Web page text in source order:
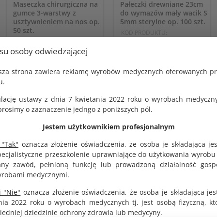
osoby odwiedzającej
strona zawiera reklamę wyrobów medycznych oferowanych
ustawy z dnia 7 kwietania 2022 roku o wyrobach
o zaznaczenie jedngo z poniższych pól.
Jestem użytkownikiem profesjonalnym
oznacza złożenie oświadczenia, że osoba je składająca
przeszkolenie uprawniające do użytkowania
zawód, pełnioną funkcję lub prowadzoną działalność
medycznymi.
"Nie" oznacza złożenie oświadczenia, że osoba je składająca
2022 roku o wyrobach medycznych tj. jest osobą fizyczną,
dziedzinie ochrony zdrowia lub medycyny.
Maseczka chirurgiczna na
gumce 3-warstwy z
usztywnieniem na nos op.
50 szt.
G1431
10.26 zł
DO KOSZYKA
Pałeczki drewniane 23cm
do wymazów mały wacik S
5mm sterylne op. 100 szt.
KOD PRODUKTU:
NETTO
DO KOSZYKA